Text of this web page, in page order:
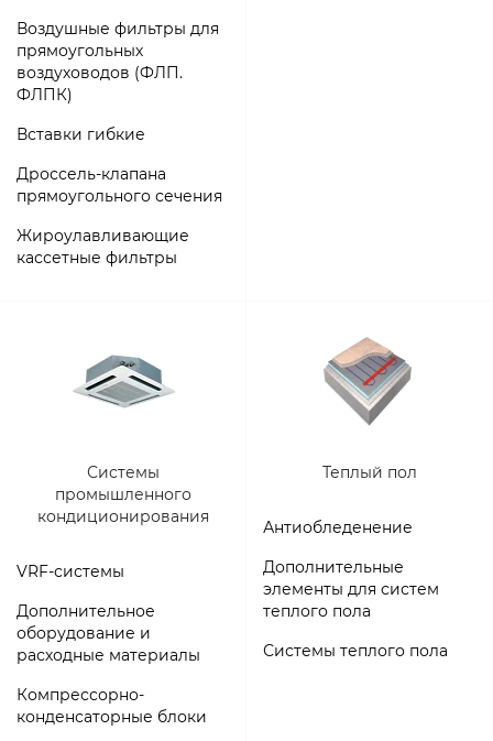
Воздушные фильтры для
прямоугольных
воздуховодов (ФЛП.
ФЛПК)
Вставки гибкие
Дроссель-клапана
прямоугольного сечения
Жироулавливающие
кассетные фильтры
Системы
промышленного
кондиционирования
VRF-системы
Дополнительное
оборудование и
расходные материалы
Компрессорно-
конденсаторные блоки
Теплый пол
Антиобледенение
Дополнительные
элементы для систем
теплого пола
Системы теплого пола